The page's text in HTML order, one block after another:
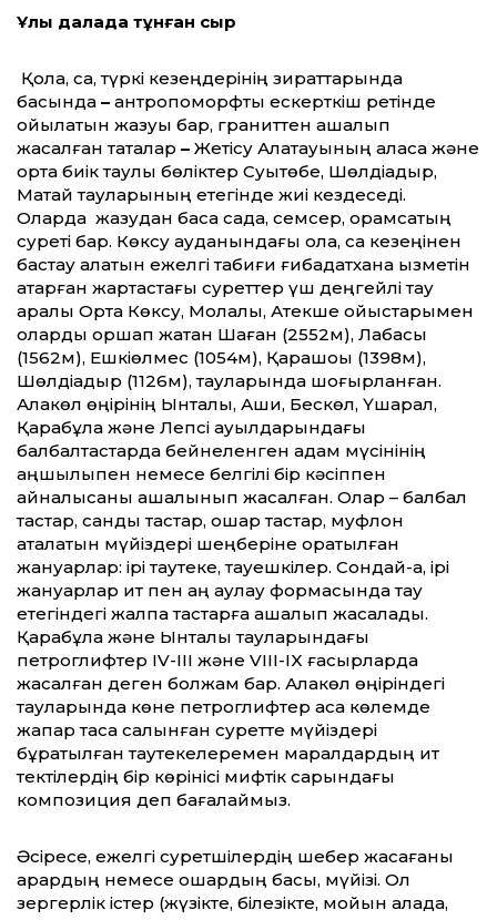
Ұлы далада тұнған сыр
Қола, сақ, түркі кезеңдерінің зираттарында
басында – антропоморфты ескерткіш ретінде
қойылатын жазуы бар, граниттен қашалып
жасалған тақталар – Жетісу Алатауының аласа және
орта биік таулы бөліктер Суықтөбе, Шөлдіадыр,
Матай тауларының етегінде жиі кездеседі.
Оларда жазудан басқа садақ, семсер, қорамсақтың
суреті бар. Көксу ауданындағы қола, сақ кезеңінен
бастау алатын ежелгі табиғи ғибадатхана қызметін
атқарған жартастағы суреттер үш деңгейлі тау
аралық Орта Көксу, Молалы, Ақтекше ойыстарымен
оларды қоршап жатқан Шаған (2552м), Лабасы
(1562м), Ешкіөлмес (1054м), Қарашоқы (1398м),
Шөлдіадыр (1126м), тауларында шоғырланған.
Алакөл өңірінің Ынталы, Ақши, Бескөл, Үшарал,
Қарабұлақ және Лепсі ауылдарындағы
балбалтастарда бейнеленген адам мүсінінің
аңшылықпен немесе белгілі бір кәсіппен
айналысқаны қашалынып жасалған. Олар – балбал
тастар, сандық тастар, қошқар тастар, муфлон
аталатын мүйіздері шеңберіне оратылған
жануарлар: ірі таутеке, тауешкілер. Сондай-ақ, ірі
жануарлар ит пен аң аулау формасында тау
етегіндегі жалпақ тастарға қашалып жасалады.
Қарабұлақ және Ынталы тауларындағы
петроглифтер IV-III және VIII-IX ғасырларда
жасалған деген болжам бар. Алакөл өңіріндегі
тауларында көне петроглифтер аса көлемде
жақпар тасқа салынған суретте мүйіздері
бұратылған таутекелеремен маралдардың ит
тектілердің бір көрінісі мифтік сарындағы
композиция деп бағалаймыз.
Әсіресе, ежелгі суретшілердің шебер жасағаны
арқардың немесе қошқардың басы, мүйізі. Ол
зергерлік істер (жүзікте, білезікте, мойын алқада,